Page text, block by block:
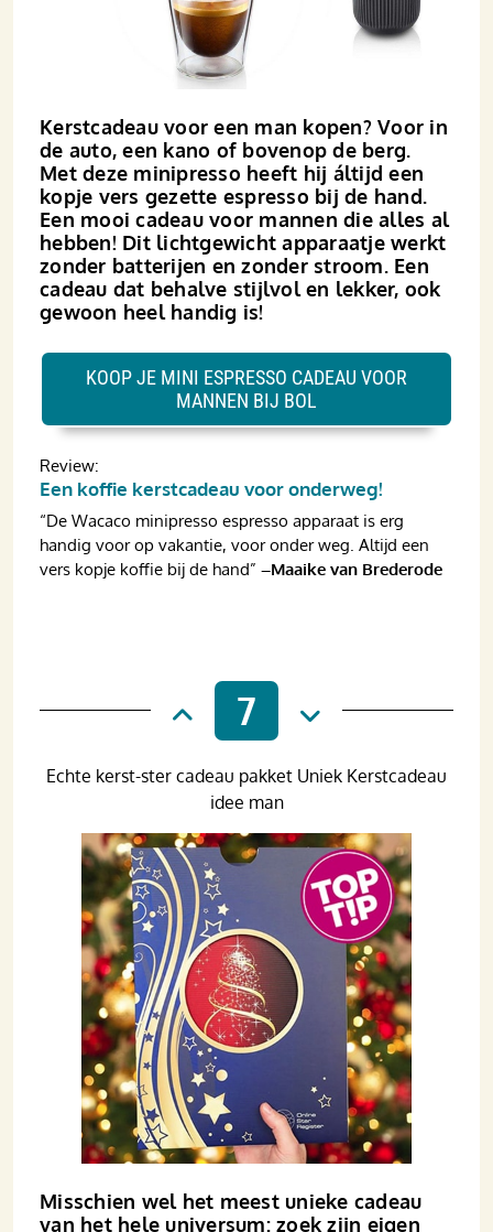
Kerstcadeau voor een man kopen? Voor in
de auto, een kano of bovenop de berg.
Met deze mini­­presso heeft hij áltijd een
kopje vers gezette espresso bij de hand.
Een mooi cadeau voor mannen die alles al
hebben! Dit licht­­gewicht apparaatje werkt
zonder batterijen en zonder stroom. Een
cadeau dat behalve stijlvol en lekker, ook
gewoon heel handig is!
Review:
Een koffie kerstcadeau voor onderweg!
“De Wacaco minipresso espresso apparaat is erg
handig voor op vakantie, voor onder weg. Altijd een
vers kopje koffie bij de hand” –Maaike van Brederode
KOOP JE MINI ESPRESSO CADEAU VOOR
MANNEN BIJ BOL
7
Misschien wel het meest unieke cadeau
van het hele universum: zoek zijn eigen
Echte kerst-ster cadeau pakket Uniek Kerstcadeau
idee man